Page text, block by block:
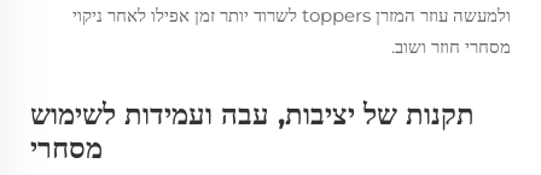
ולמעשה עוזר המזרן toppers לשרוד יותר זמן אפילו לאחר ניקוי
מסחרי חוזר ושוב.
תקנות של יציבות, עבה ועמידות לשימוש
מסחרי